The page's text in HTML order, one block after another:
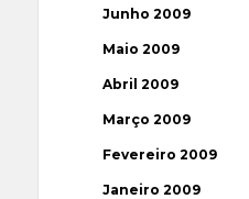
Junho 2009
Maio 2009
Abril 2009
Março 2009
Fevereiro 2009
Janeiro 2009